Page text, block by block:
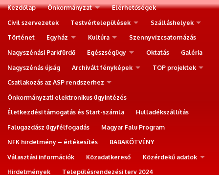
Kezdőlap Önkormányzat
Elérhetőségek
Civil szervezetek
Testvértelepülések
Szálláshelyek
Történet
Egyház Kultúra
Szennyvízcsatornázás
Nagyszénási Parkfürdő
Egészségügy Oktatás
Galéria
Nagyszénás újság
Archivált fényképek
TOP projektek
Csatlakozás az ASP rendszerhez
Önkormányzati elektronikus ügyintézés
Életkezdési támogatás és Start-számla
Hulladékszállítás
Falugazdász ügyfélfogadás
Magyar Falu Program
NFK hirdetmény – értékesítés
BABAKÖTVÉNY
Választási információk
Közadatkereső
Közérdekű adatok
Hirdetmények
Településrendezési terv 2024